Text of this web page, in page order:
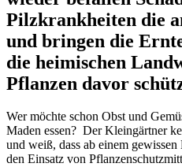
Pilzkrankheiten die
und bringen die
die heimischen
Pflanzen davor
Wer möchte schon Obst und
Maden essen? Der Kleingärtner
und weiß, dass ab einem
den Einsatz von